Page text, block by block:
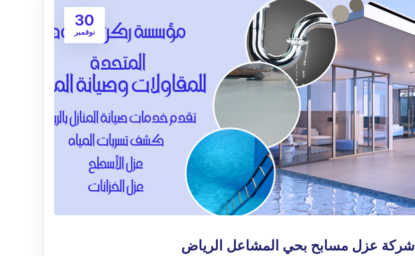
30
نوفمبر
شركة عزل مسابح بحي المشاعل الرياض